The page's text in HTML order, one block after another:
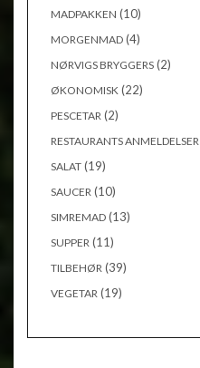
MADPAKKEN (10)
MORGENMAD (4)
NØRVIGS BRYGGERS (2)
ØKONOMISK (22)
PESCETAR (2)
RESTAURANTS ANMELDELSER
SALAT (19)
SAUCER (10)
SIMREMAD (13)
SUPPER (11)
TILBEHØR (39)
VEGETAR (19)